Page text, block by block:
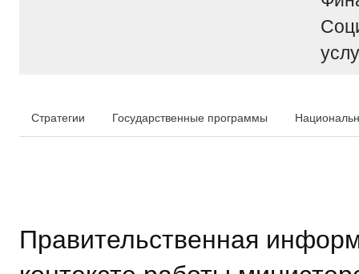
Стратегии Государственные программы
Правительственная